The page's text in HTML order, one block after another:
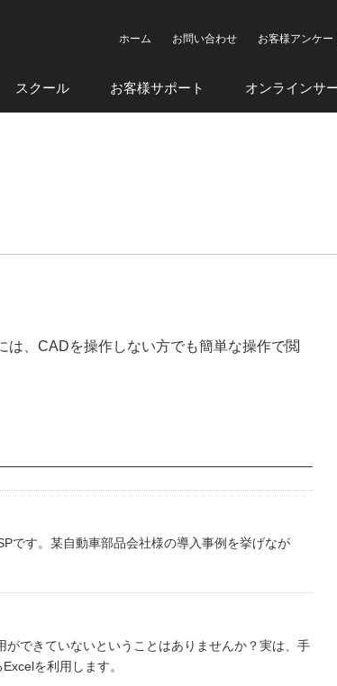
ホーム
お問い合わせ お客様アンケー
スクール お客様サポート オンラインサ
、CADを操作しない方でも簡単な操作で閲
です。某自動車部品会社様の導入事例を挙げなが
できていないということはありませんか？実は、手
を利用します。